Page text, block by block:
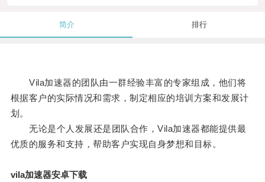
简介 排行
Vila加速器的团队由一群经验丰富的专家组成，他们将
根据客户的实际情况和需求，制定相应的培训方案和发展计
划。
无论是个人发展还是团队合作，Vila加速器都能提供最
优质的服务和支持，帮助客户实现自身梦想和目标。
vila加速器安卓下载